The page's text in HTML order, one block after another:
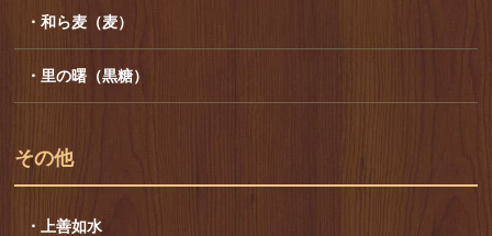
・和ら麦（麦）
・里の曙（黒糖）
その他
・上善如水